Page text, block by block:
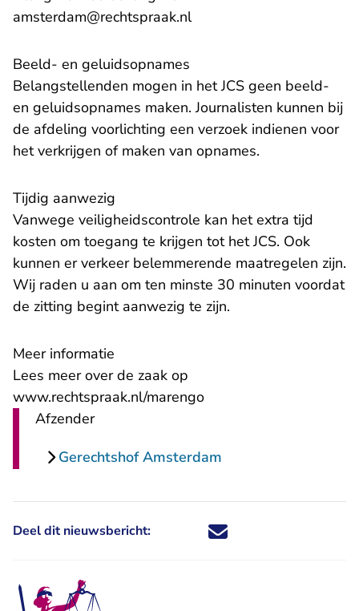
amsterdam@rechtspraak.nl- U verlaat
Beeld- en geluidsopnames
Belangstellenden mogen in het JCS geen beeld-
en geluidsopnames maken. Journalisten kunnen bij
de afdeling voorlichting een verzoek indienen voor
het verkrijgen of maken van opnames.
Tijdig aanwezig
Vanwege veiligheidscontrole kan het extra tijd
kosten om toegang te krijgen tot het JCS. Ook
kunnen er verkeer belemmerende maatregelen zijn.
Wij raden u aan om ten minste 30 minuten voordat
de zitting begint aanwezig te zijn.
Meer informatie
Lees meer over de zaak op
www.rechtspraak.nl/marengo
Afzender
Gerechtshof Amsterdam
Deel dit nieuwsbericht: Deel dit nieuwsbericht via X -
Deel dit nieuwsbericht via
Deel dit nieuwsbericht
Deel dit